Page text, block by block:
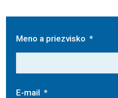
Meno a priezvisko *
E-mail *